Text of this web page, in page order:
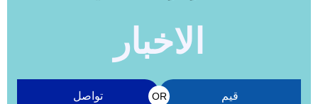
الاخبار
قيم OR تواصل